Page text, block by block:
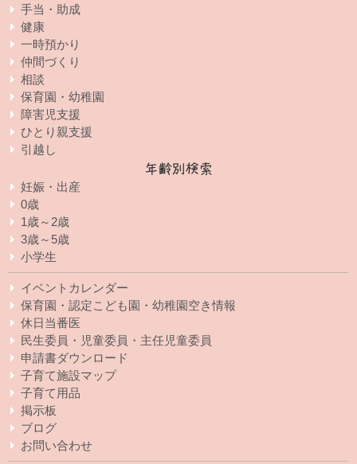
手当・助成
健康
一時預かり
仲間づくり
相談
保育園・幼稚園
障害児支援
ひとり親支援
引越し
年齢別検索
妊娠・出産
0歳
1歳～2歳
3歳～5歳
小学生
イベントカレンダー
保育園・認定こども園・幼稚園空き情報
休日当番医
民生委員・児童委員・主任児童委員
申請書ダウンロード
子育て施設マップ
子育て用品
掲示板
ブログ
お問い合わせ